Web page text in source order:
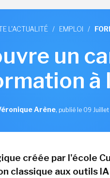
L'ACTUALITÉ / EMPLOI /
un
à
Arène, publié le 09
créée par l'école
classique aux outils